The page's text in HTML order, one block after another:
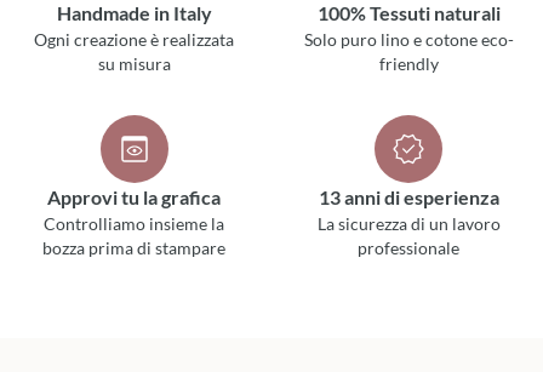
Handmade in Italy
Ogni creazione è realizzata
su misura
100% Tessuti naturali
Solo puro lino e cotone eco-
friendly
Approvi tu la grafica
Controlliamo insieme la
bozza prima di stampare
13 anni di esperienza
La sicurezza di un lavoro
professionale